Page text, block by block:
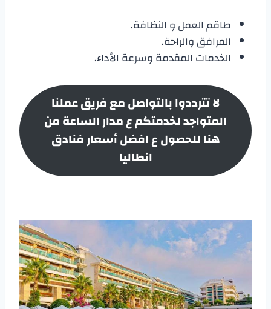
طاقم العمل و النظافة.
المرافق والراحة.
الخدمات المقدمة وسرعة الأداء.
لا تترددوا بالتواصل مع فريق عملنا
المتواجد لخدمتكم ع مدار الساعة من
هنا للحصول ع افضل أسعارفنادق
انطاليا